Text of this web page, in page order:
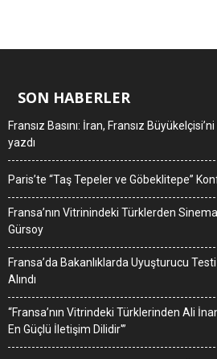
SON HABERLER
Fransız Basını: İran, Fransız Büyükelçisi’ni
yazdı
Paris’te “Taş Tepeler ve Göbeklitepe”
Fransa’nın Vitrinindeki Türklerden
Gürsoy
Fransa’da Bakanlıklarda Uyuşturucu
Alındı
“Fransa’nın Vitrindeki Türklerinden Ali
En Güçlü İletişim Dilidir'”